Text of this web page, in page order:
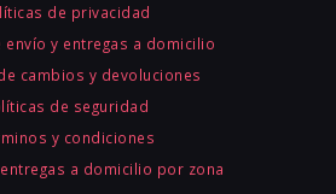
de privacidad
envío y entregas a domicilio
cambios y devoluciones
de seguridad
y condiciones
a domicilio por zona